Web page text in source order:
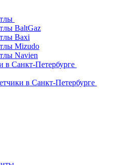
BaltGaz
Baxi
Mizudo
Navien
в Санкт-Петербурге
в Санкт-Петербурге